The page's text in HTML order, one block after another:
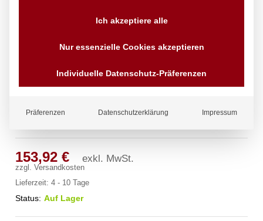
pro Wandauslauf 1/2″
153,92€ exkl. MwSt.
zzgl.Versandkosten
Lieferzeit:4 - 10 Tage
Status: Auf Lager
Ich akzeptiere alle
Nur essenzielle Cookies akzeptieren
Individuelle Datenschutz-Präferenzen
Präferenzen Datenschutzerklärung Impressum